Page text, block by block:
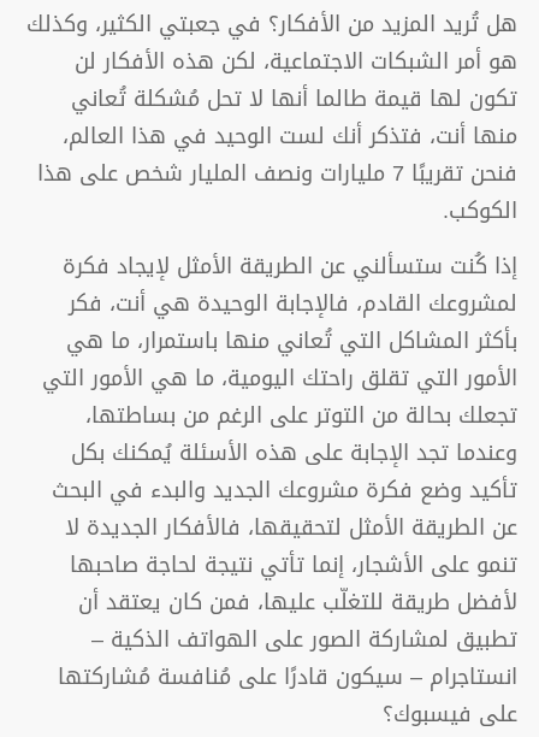
هل تُريد المزيد من الأفكار؟ في جعبتي الكثير، وكذلك
هو أمر الشبكات الاجتماعية، لكن هذه الأفكار لن
تكون لها قيمة طالما أنها لا تحل مُشكلة تُعاني
منها أنت، فتذكر أنك لست الوحيد في هذا العالم،
فنحن تقريبًا 7 مليارات ونصف المليار شخص على هذا
الكوكب.
إذا كُنت ستسألني عن الطريقة الأمثل لإيجاد فكرة
لمشروعك القادم، فالإجابة الوحيدة هي أنت، فكر
بأكثر المشاكل التي تُعاني منها باستمرار، ما هي
الأمور التي تقلق راحتك اليومية، ما هي الأمور التي
تجعلك بحالة من التوتر على الرغم من بساطتها،
وعندما تجد الإجابة على هذه الأسئلة يُمكنك بكل
تأكيد وضع فكرة مشروعك الجديد والبدء في البحث
عن الطريقة الأمثل لتحقيقها، فالأفكار الجديدة لا
تنمو على الأشجار، إنما تأتي نتيجة لحاجة صاحبها
لأفضل طريقة للتغلّب عليها، فمن كان يعتقد أن
تطبيق لمشاركة الصور على الهواتف الذكية –
انستاجرام – سيكون قادرًا على مُنافسة مُشاركتها
على فيسبوك؟